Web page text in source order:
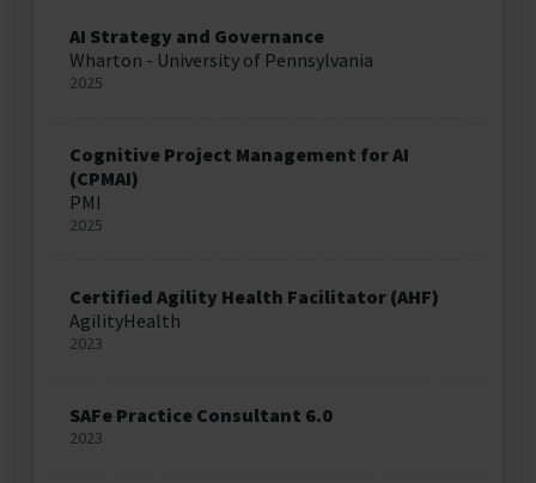
AI Strategy and Governance
Wharton - University of Pennsylvania
2025
Cognitive Project Management for AI
(CPMAI)
PMI
2025
Certified Agility Health Facilitator (AHF)
AgilityHealth
2023
SAFe Practice Consultant 6.0
2023